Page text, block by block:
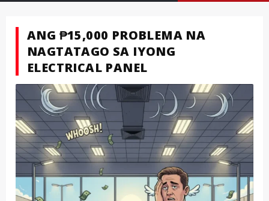
ANG ₱15,000 PROBLEMA NA
NAGTATAGO SA IYONG
ELECTRICAL PANEL